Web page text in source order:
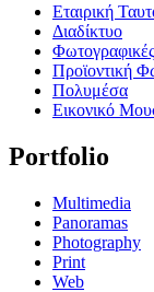
Εταιρική
Διαδίκτυο
Προϊοντική
Πολυμέσα
Εικονικό
Portfolio
Multimedia
Panoramas
Photography
Print
Web